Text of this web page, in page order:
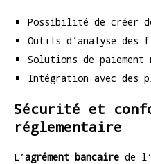
Possibilité de créer
Outils d’analyse des
Solutions de paiement
Intégration avec des
Sécurité et
réglementaire
L’agrément bancaire de